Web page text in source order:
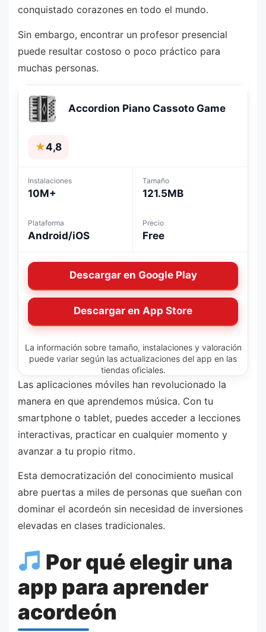
conquistado corazones en todo el mundo.
Sin embargo, encontrar un profesor presencial
puede resultar costoso o poco práctico para
muchas personas.
Accordion Piano Cassoto Game
★4,8
Instalaciones
10M+
Tamaño
121.5MB
Plataforma
Android/iOS
Precio
Free
Descargar en Google Play
Descargar en App Store
La información sobre tamaño, instalaciones y valoración
puede variar según las actualizaciones del app en las
tiendas oficiales.
Las aplicaciones móviles han revolucionado la
manera en que aprendemos música. Con tu
smartphone o tablet, puedes acceder a lecciones
interactivas, practicar en cualquier momento y
avanzar a tu propio ritmo.
Esta democratización del conocimiento musical
abre puertas a miles de personas que sueñan con
dominar el acordeón sin necesidad de inversiones
elevadas en clases tradicionales.
Por qué elegir una
app para aprender
acordeón